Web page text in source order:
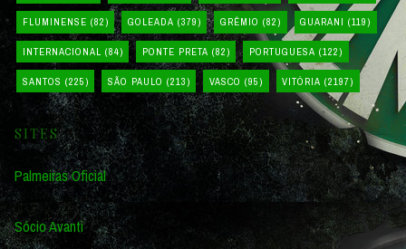
FLUMINENSE (82) GOLEADA (379) GRÊMIO (82) GUARANI (119)
INTERNACIONAL (84) PONTE PRETA (82) PORTUGUESA (122)
SANTOS (225) SÃO PAULO (213) VASCO (95) VITÓRIA (2197)
SITES
Palmeiras Oficial
Sócio Avanti